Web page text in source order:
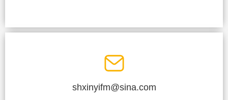
shxinyifm@sina.com